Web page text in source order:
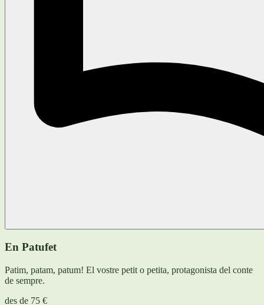
En Patufet
Patim, patam, patum! El vostre petit o petita, protagonista del conte
de sempre.
des de 75 €